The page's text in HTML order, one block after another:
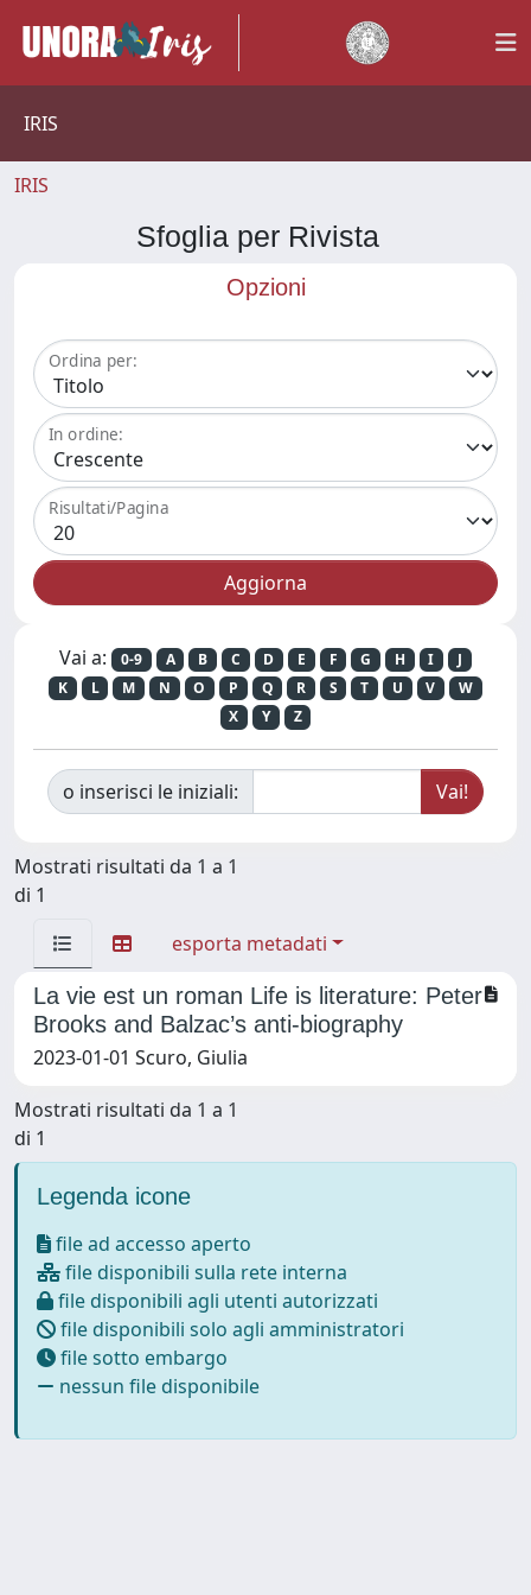
IRIS
IRIS
Sfoglia per Rivista
Opzioni
Ordina per:
In ordine:
Risultati/Pagina
Vai a: 0-9 A B C D E F G H I
J
K
L M N O P Q R S T U V
W
X
Y Z
o inserisci le iniziali:
Mostrati risultati da 1 a 1
di 1
esporta metadati
La vie est un roman Life is literature: Peter
Brooks and Balzac’s anti-biography
2023-01-01 Scuro, Giulia
Mostrati risultati da 1 a 1
di 1
Legenda icone
file ad accesso aperto
file disponibili sulla rete interna
file disponibili agli utenti autorizzati
file disponibili solo agli amministratori
file sotto embargo
nessun file disponibile